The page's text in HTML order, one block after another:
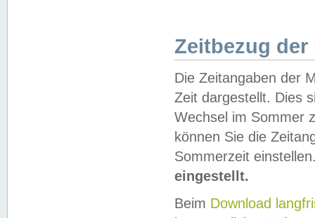
Zeitbezug der
Die Zeitangaben der
Zeit dargestellt. Dies
Wechsel im Sommer
können Sie die
Sommerzeit
eingestellt.
Beim Download